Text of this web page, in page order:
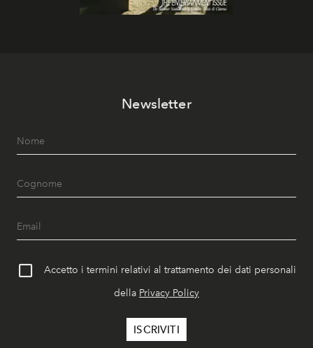
Newsletter
Accetto i termini relativi al trattamento dei dati personali
della Privacy Policy